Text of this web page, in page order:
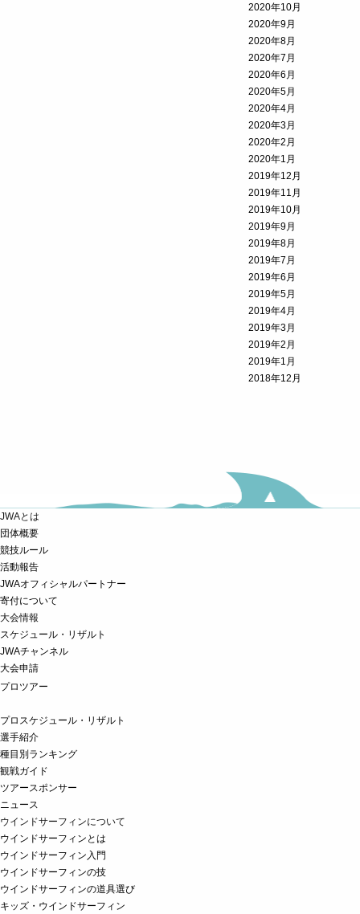
2020年10月
2020年9月
2020年8月
2020年7月
2020年6月
2020年5月
2020年4月
2020年3月
2020年2月
2020年1月
2019年12月
2019年11月
2019年10月
2019年9月
2019年8月
2019年7月
2019年6月
2019年5月
2019年4月
2019年3月
2019年2月
2019年1月
2018年12月
JWAとは
団体概要
競技ルール
活動報告
JWAオフィシャルパートナー
寄付について
大会情報
スケジュール・リザルト
JWAチャンネル
大会申請
プロツアー
プロスケジュール・リザルト
選手紹介
種目別ランキング
観戦ガイド
ツアースポンサー
ニュース
ウインドサーフィンについて
ウインドサーフィンとは
ウインドサーフィン入門
ウインドサーフィンの技
ウインドサーフィンの道具選び
キッズ・ウインドサーフィン